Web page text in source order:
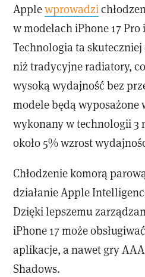
Applewprowadzi
w modelach iPhone 17 Pro
Technologia ta
niż tradycyjne radiatory,
wysoką wydajność bez
modele będą wyposażone
wykonany w technologii 3
około 5% wzrost
Chłodzenie komorą
działanie Apple
Dzięki lepszemu
iPhone 17 może
aplikacje, a nawet gry
Shadows.